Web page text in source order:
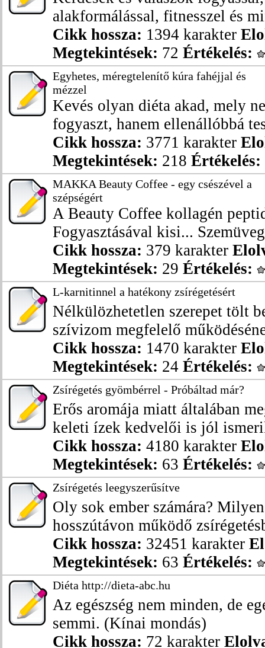
alakformálással, fitnesszel és
Cikk hossza: 1394 karakter
Megtekintések: 72 Értékelés:
Egyhetes, méregtelenítő kúra fahéjjal és
mézzel
Kevés olyan diéta akad, mely
fogyaszt, hanem ellenállóbbá
Cikk hossza: 3771 karakter
Megtekintések: 218 Értékelés:
MAKKA Beauty Coffee - egy csészével a
szépségért
A Beauty Coffee kollagén
Fogyasztásával kisi...
Cikk hossza: 379 karakter
Megtekintések: 29 Értékelés:
L-karnitinnel a hatékony zsírégetésért
Nélkülözhetetlen szerepet tölt
szívizom megfelelő
Cikk hossza: 1470 karakter
Megtekintések: 24 Értékelés:
Zsírégetés gyömbérrel - Próbáltad már?
Erős aromája miatt általában
keleti ízek kedvelői is jól
Cikk hossza: 4180 karakter
Megtekintések: 63 Értékelés:
Zsírégetés leegyszerűsítve
Oly sok ember számára?
hosszútávon működő
Cikk hossza: 32451 karakter
Megtekintések: 63 Értékelés:
Diéta http://dieta-abc.hu
Az egészség nem minden, de
semmi. (Kínai mondás)
Cikk hossza: 72 karakter